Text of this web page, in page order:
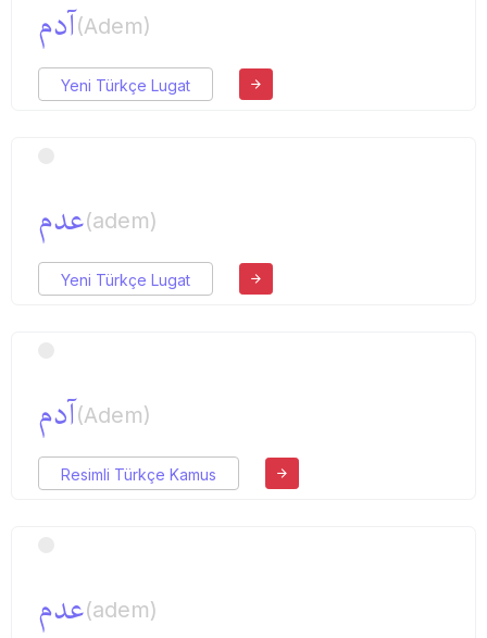
آدم(Adem)
Yeni Türkçe Lugat
عدم(adem)
Yeni Türkçe Lugat
آدم(Adem)
Resimli Türkçe Kamus
عدم(adem)